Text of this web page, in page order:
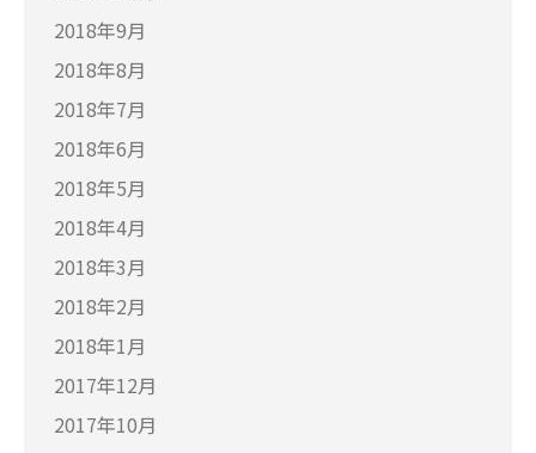
2018年9月
2018年8月
2018年7月
2018年6月
2018年5月
2018年4月
2018年3月
2018年2月
2018年1月
2017年12月
2017年10月